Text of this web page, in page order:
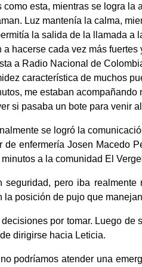
esta, mientras se logra
Luz mantenía la calma,
la salida de la llamada
a hacerse cada vez más
a Radio Nacional de
característica de muchos
me estaban
si pasaba un bote para venir
se logró la
enfermería Josen Macedo
a la comunidad El
seguridad, pero iba
la posición de pujo que
por tomar. Luego
dirigirse hacia Leticia.
podríamos atender una